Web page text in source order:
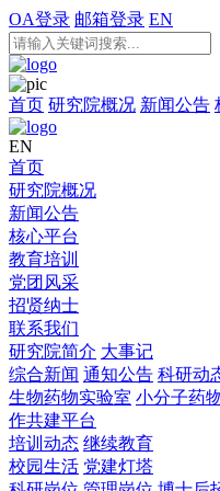
OA登录 邮箱登录 EN
首页 研究院概况 新闻公告
EN
首页
研究院概况
新闻公告
核心平台
教育培训
党团风采
招贤纳士
联系我们
研究院简介 大事记
综合新闻 通知公告 科研动
生物药物实验室 小分子药
作共建平台
培训动态 继续教育
校园生活 党建灯塔